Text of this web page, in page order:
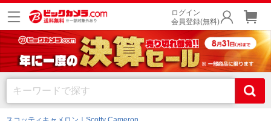
ログイン
会員登録(無料)